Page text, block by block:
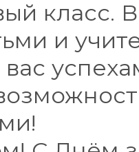
класс.
и